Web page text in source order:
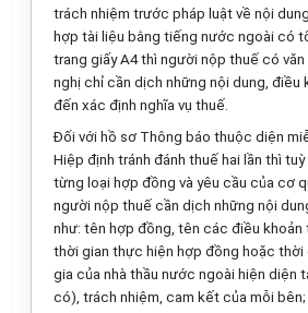
trách nhiệm trước pháp luật về nội
hợp tài liệu bằng tiếng nước ngoài có
trang giấy A4 thì người nộp thuế có văn
nghị chỉ cần dịch những nội dung, điều
đến xác định nghĩa vụ thuế.
Đối với hồ sơ Thông báo thuộc diện
Hiệp định tránh đánh thuế hai lần thì
từng loại hợp đồng và yêu cầu của cơ
người nộp thuế cần dịch những nội
như: tên hợp đồng, tên các điều khoản
thời gian thực hiện hợp đồng hoặc
gia của nhà thầu nước ngoài hiện diện
có), trách nhiệm, cam kết của mỗi